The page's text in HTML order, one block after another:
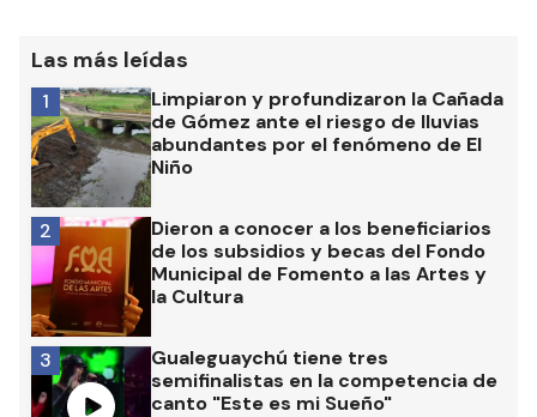
Las más leídas
Limpiaron y profundizaron la Cañada
de Gómez ante el riesgo de lluvias
abundantes por el fenómeno de El
Niño
1
Dieron a conocer a los beneficiarios
de los subsidios y becas del Fondo
Municipal de Fomento a las Artes y
la Cultura
2
Gualeguaychú tiene tres
semifinalistas en la competencia de
canto "Este es mi Sueño"
3